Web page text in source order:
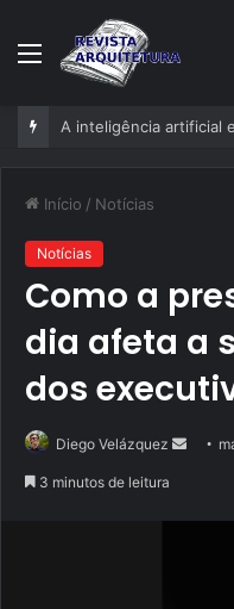
Menu
Início / Notícias
Notícias
Como a
dia afeta a
dos
Diego Velázquez
Mande
3 minutos de leitura